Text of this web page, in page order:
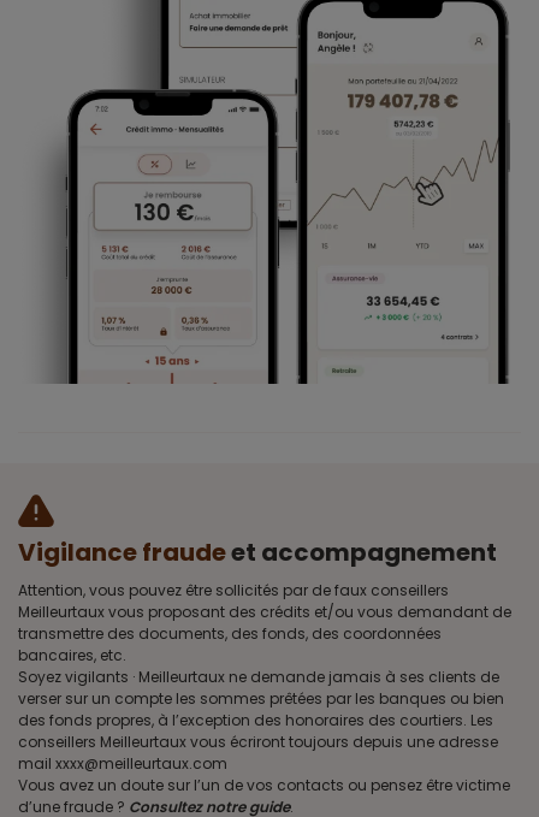
Vigilance fraudeet accompagnement
Attention, vous pouvez être sollicités par de faux conseillers
Meilleurtaux vous proposant des crédits et/ou vous demandant de
transmettre des documents, des fonds, des coordonnées
bancaires, etc.
Soyez vigilants · Meilleurtaux ne demande jamais à ses clients de
verser sur un compte les sommes prêtées par les banques ou bien
des fonds propres, à l’exception des honoraires des courtiers. Les
conseillers Meilleurtaux vous écriront toujours depuis une adresse
mail xxxx@meilleurtaux.com
Vous avez un doute sur l’un de vos contacts ou pensez être victime
d’une fraude ? Consultez notre guide.